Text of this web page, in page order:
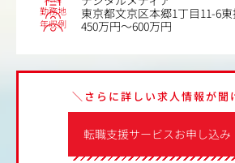
勤務地 東京都文京区本郷1丁目11-6
年収例 450万円～600万円
転職支援サービスお申し込み
＼さらに詳しい求人情報が聞